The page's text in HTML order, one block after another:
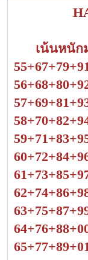
เน้นหนักม